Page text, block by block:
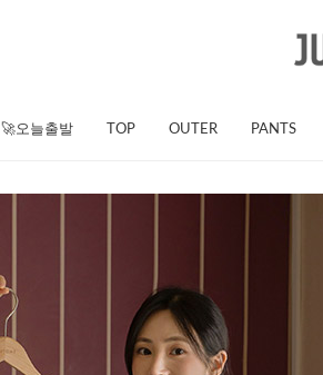
🚀오늘출발 TOP OUTER PANTS